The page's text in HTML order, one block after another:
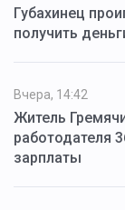
Губахинец
получить
Вчера, 14:42
Житель
работодателя
зарплаты